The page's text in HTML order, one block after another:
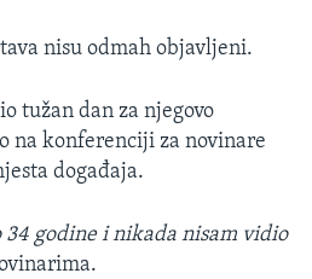
nisu odmah objavljeni.
tužan dan za njegovo
na konferenciji za novinare
događaja.
34 godine i nikada nisam vidio